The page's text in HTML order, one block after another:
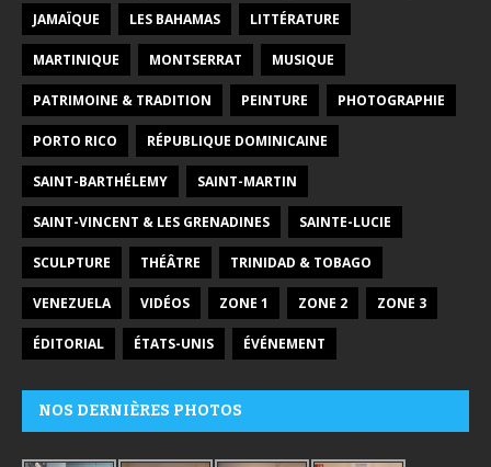
JAMAÏQUE LES BAHAMAS LITTÉRATURE
MARTINIQUE MONTSERRAT MUSIQUE
PATRIMOINE & TRADITION PEINTURE PHOTOGRAPHIE
PORTO RICO RÉPUBLIQUE DOMINICAINE
SAINT-BARTHÉLEMY SAINT-MARTIN
SAINT-VINCENT & LES GRENADINES SAINTE-LUCIE
SCULPTURE THÉÂTRE TRINIDAD & TOBAGO
VENEZUELA VIDÉOS ZONE 1 ZONE 2 ZONE 3
ÉDITORIAL ÉTATS-UNIS ÉVÉNEMENT
NOS DERNIÈRES PHOTOS